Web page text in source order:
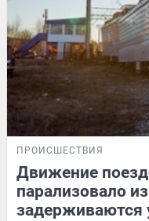
ПРОИСШЕСТВИЯ
Движение
парализовало
задерживаются